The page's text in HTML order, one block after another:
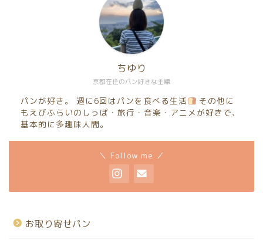
京都在住のパン好きな主婦
ちゆり
パンが好き。 週に6回はパンを食べる生活
その他に
もえびふらいのしっぽ・旅行・音楽・アニメが好きで、
基本的に多趣味人間。
＼ Follow me ／
お取り寄せパン